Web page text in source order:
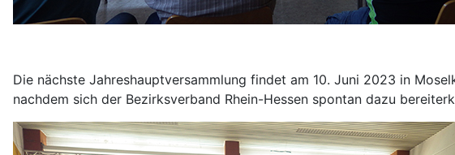
Die nächste Jahreshauptversammlung findet am 10. Juni 2023 in
nachdem sich der Bezirksverband Rhein-Hessen spontan dazu